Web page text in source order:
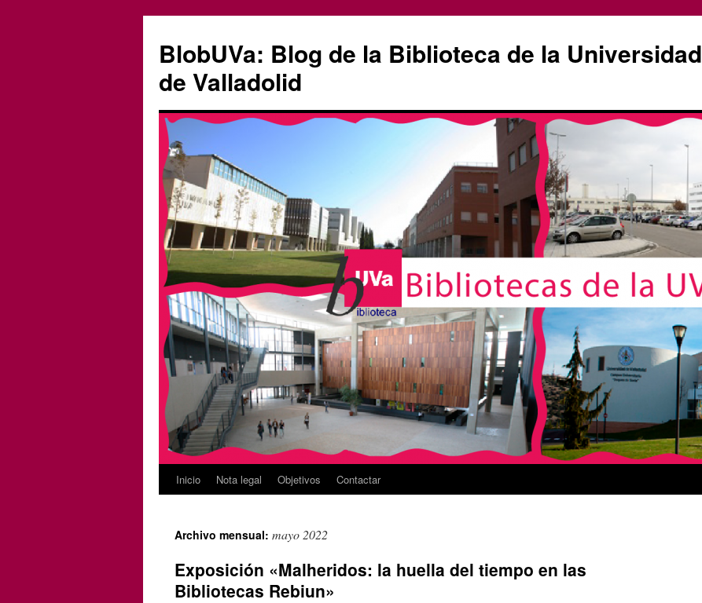
contenido
BlobUVa: Blog de la Biblioteca de la Universidad
de Valladolid
Inicio Nota legal Objetivos Contactar
Archivo mensual: mayo 2022
Exposición «Malheridos: la huella del tiempo en las
Bibliotecas Rebiun»